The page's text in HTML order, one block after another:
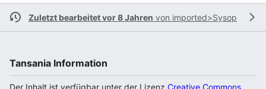
Zuletzt bearbeitet vor 8 Jahren von imported>Sysop
Tansania Information
Der Inhalt ist verfügbar unter der Lizenz Creative Commons